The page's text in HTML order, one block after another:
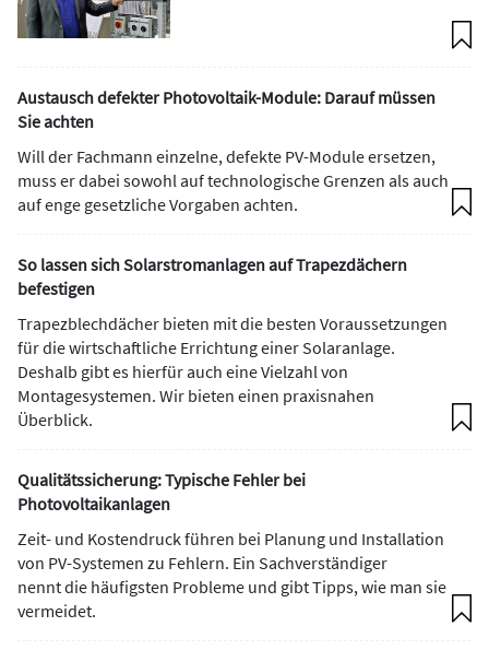
Austausch defekter Photovoltaik-Module: Darauf müssen
Sie achten
Will der Fachmann einzelne, defekte PV-Module ersetzen,
muss er dabei sowohl auf technologische Grenzen als auch
auf enge gesetzliche Vorgaben achten.
So lassen sich Solarstromanlagen auf Trapezdächern
befestigen
Trapezblechdächer bieten mit die besten Voraussetzungen
für die wirtschaftliche Errichtung einer Solaranlage.
Deshalb gibt es hierfür auch eine Vielzahl von
Montagesystemen. Wir bieten einen praxisnahen
Überblick.
Qualitätssicherung: Typische Fehler bei
Photovoltaikanlagen
Zeit- und Kostendruck führen bei Planung und Installation
von PV-Systemen zu Fehlern. Ein Sachverständiger
nennt die häufigsten Probleme und gibt Tipps, wie man sie
vermeidet.